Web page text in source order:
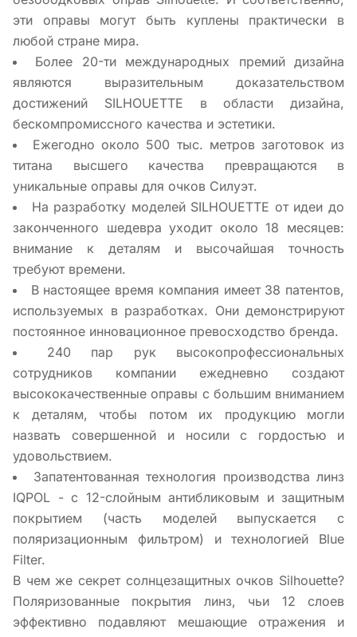
эти оправы могут быть куплены практически в
любой стране мира.
Более 20-ти международных премий дизайна
являются выразительным доказательством
достижений SILHOUETTE в области дизайна,
бескомпромиссного качества и эстетики.
Ежегодно около 500 тыс. метров заготовок из
титана высшего качества превращаются в
уникальные оправы для очков Силуэт.
На разработку моделей SILHOUETTE от идеи до
законченного шедевра уходит около 18 месяцев:
внимание к деталям и высочайшая точность
требуют времени.
В настоящее время компания имеет 38 патентов,
используемых в разработках. Они демонстрируют
постоянное инновационное превосходство бренда.
240 пар рук высокопрофессиональных
сотрудников компании ежедневно создают
высококачественные оправы с большим вниманием
к деталям, чтобы потом их продукцию могли
назвать совершенной и носили с гордостью и
удовольствием.
Запатентованная технология производства линз
IQPOL - с 12-слойным антибликовым и защитным
покрытием (часть моделей выпускается с
поляризационным фильтром) и технологией Blue
Filter.
В чем же секрет солнцезащитных очков Silhouette?
Поляризованные покрытия линз, чьи 12 слоев
эффективно подавляют мешающие отражения и